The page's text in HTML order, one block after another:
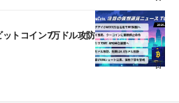
ットコイン7万ドル攻防で市場警戒感｜